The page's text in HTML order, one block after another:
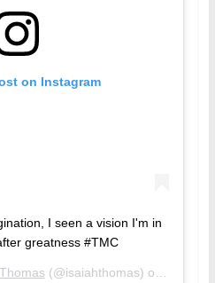
on Instagram
I seen a vision I'm in
greatness #TMC
(@isaiahthomas) on